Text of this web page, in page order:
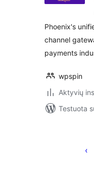
Phoenix's
channel
payments
wpspin
Aktyvių
Testuota